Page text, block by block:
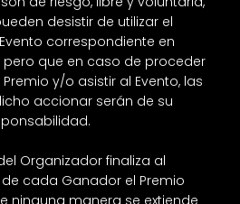
desistir de utilizar el
correspondiente en
que en caso de proceder
y/o asistir al Evento, las
accionar serán de su
Organizador finaliza al
cada Ganador el Premio
ninguna manera se extiende